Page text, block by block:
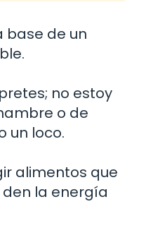
base de un
no estoy
o de
un loco.
alimentos que
la energía